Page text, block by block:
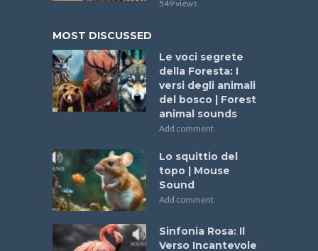
549 views
MOST DISCUSSED
Le voci segrete
della Foresta: I
versi degli animali
del bosco | Forest
animal sounds
Add comment
Lo squittio del
topo | Mouse
Sound
Add comment
Sinfonia Rosa: Il
Verso Incantevole